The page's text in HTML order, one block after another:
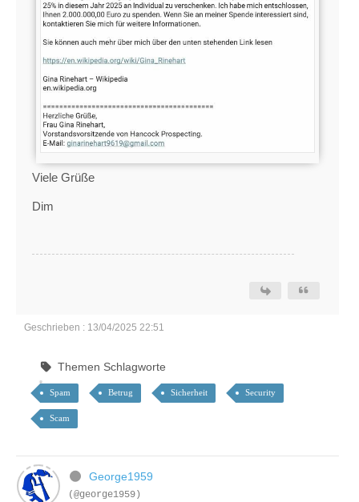
Viele Grüße
Dim
Geschrieben : 13/04/2025 22:51
Themen Schlagworte
Spam Betrug Sicherheit Security
Scam
George1959
(@george1959)